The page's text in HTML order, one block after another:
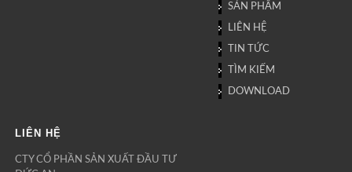
SẢN PHẨM
LIÊN HỆ
TIN TỨC
TÌM KIẾM
DOWNLOAD
LIÊN HỆ
CTY CỔ PHẦN SẢN XUẤT ĐẦU TƯ